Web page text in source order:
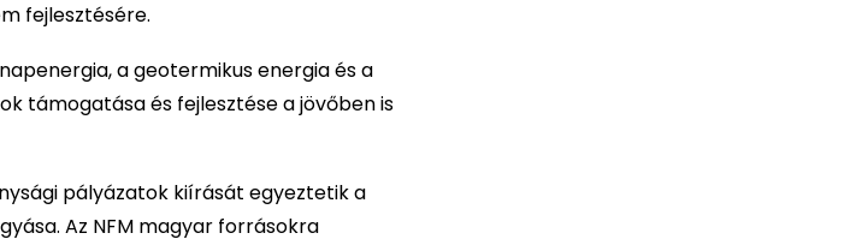
fejlesztésére.
a geotermikus energia és a
támogatása és fejlesztése a jövőben is
pályázatok kiírását egyeztetik a
Az NFM magyar forrásokra